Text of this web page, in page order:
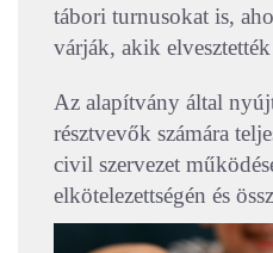
tábori turnusokat is,
várják, akik
Az alapítvány által
résztvevők számára
civil szervezet
elkötelezettségén és